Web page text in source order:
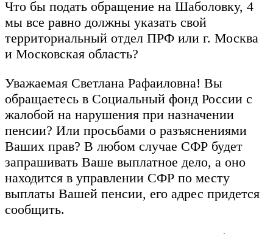
Что бы подать обращение на Шаболовку, 4
мы все равно должны указать свой
территориальный отдел ПРФ или г. Москва
и Московская область?
Уважаемая Светлана Рафаиловна! Вы
обращаетесь в Социальный фонд России с
жалобой на нарушения при назначении
пенсии? Или просьбами о разъяснениями
Ваших прав? В любом случае СФР будет
запрашивать Ваше выплатное дело, а оно
находится в управлении СФР по месту
выплаты Вашей пенсии, его адрес придется
сообщить.